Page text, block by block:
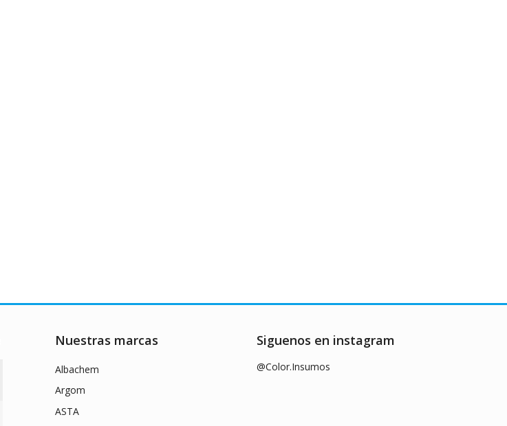
Nuestras marcas
Albachem
Argom
ASTA
Siguenos en instagram
@Color.Insumos